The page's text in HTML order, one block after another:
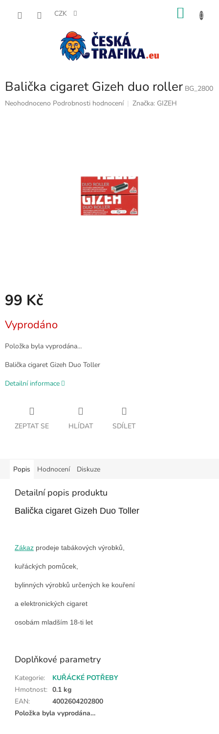
CZK
Balička cigaret Gizeh duo roller BG_2800
Průměrné
Neohodnoceno Podrobnosti hodnocení Značka: GIZEH
99 Kč
cena:
Vyprodáno
Položka byla vyprodána…
Balička cigaret Gizeh Duo Toller
Detailní informace
ZEPTAT SE HLÍDAT SDÍLET
Popis Hodnocení Diskuze
Detailní popis produktu
Balička cigaret Gizeh Duo Toller
Zákaz prodeje tabákových výrobků,
kuřáckých pomůcek,
bylinných výrobků určených ke kouření
a elektronických cigaret
osobám mladším 18-ti let
Doplňkové parametry
Kategorie:
KUŘÁCKÉ POTŘEBY
Hmotnost: 0.1 kg
EAN:
4002604202800
Položka byla vyprodána…